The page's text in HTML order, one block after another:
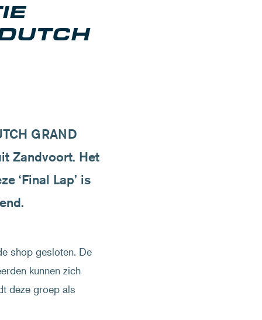
GRAND
Zandvoort. Het
‘Final Lap’ is
shop gesloten. De
kunnen zich
deze groep als